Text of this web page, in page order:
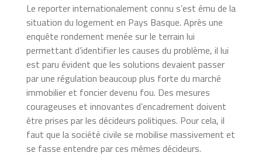
Le reporter internationalement connu s’est ému de la
situation du logement en Pays Basque. Après une
enquête rondement menée sur le terrain lui
permettant d’identifier les causes du problème, il lui
est paru évident que les solutions devaient passer
par une régulation beaucoup plus forte du marché
immobilier et foncier devenu fou. Des mesures
courageuses et innovantes d’encadrement doivent
être prises par les décideurs politiques. Pour cela, il
faut que la société civile se mobilise massivement et
se fasse entendre par ces mêmes décideurs.